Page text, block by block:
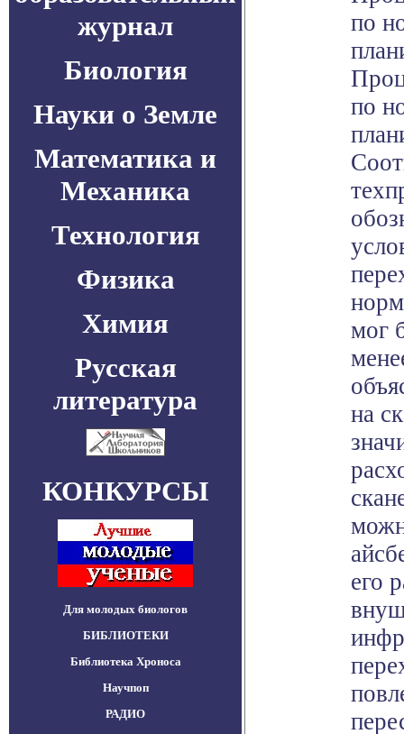
журнал
Биология
Науки о Земле
Математика и
Механика
Технология
Физика
Химия
Русская
литература
КОНКУРСЫ
Для молодых биологов
БИБЛИОТЕКИ
Библиотека Хроноса
Научпоп
РАДИО
по
по
мог
на
его